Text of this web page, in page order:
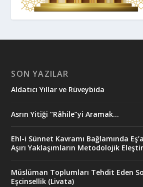
SON YAZILAR
Aldatıcı Yıllar ve Rüveybida
Asrın Yitiği “Râhile”yi Aramak…
Ehl-i Sünnet Kavramı Bağlamında
Aşırı Yaklaşımların Metodolojik
Müslüman Toplumları Tehdit Eden
Eşcinsellik (Livata)